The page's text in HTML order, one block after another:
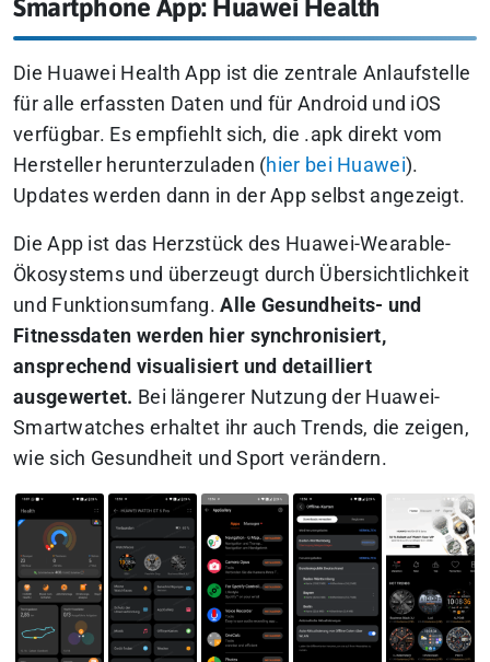
Smartphone App: Huawei Health
Die Huawei Health App ist die zentrale Anlaufstelle
für alle erfassten Daten und für Android und iOS
verfügbar. Es empfiehlt sich, die .apk direkt vom
Hersteller herunterzuladen (hier bei Huawei).
Updates werden dann in der App selbst angezeigt.
Die App ist das Herzstück des Huawei-Wearable-
Ökosystems und überzeugt durch Übersichtlichkeit
und Funktionsumfang.Alle Gesundheits- und
Fitnessdaten werden hier synchronisiert,
ansprechend visualisiert und detailliert
ausgewertet. Bei längerer Nutzung der Huawei-
Smartwatches erhaltet ihr auch Trends, die zeigen,
wie sich Gesundheit und Sport verändern.